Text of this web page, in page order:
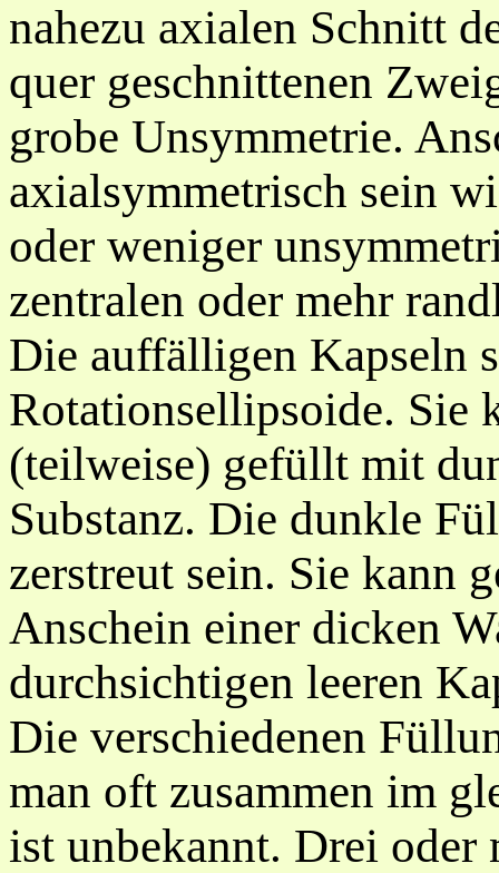
nahezu axialen Schnitt
quer geschnittenen
grobe Unsymmetrie.
axialsymmetrisch sein
oder weniger
zentralen oder mehr
Die auffälligen Kapseln
Rotationsellipsoide. Sie
(teilweise) gefüllt mit
Substanz. Die dunkle
zerstreut sein. Sie kann
Anschein einer dicken
durchsichtigen leeren
Die verschiedenen
man oft zusammen im
ist unbekannt. Drei oder